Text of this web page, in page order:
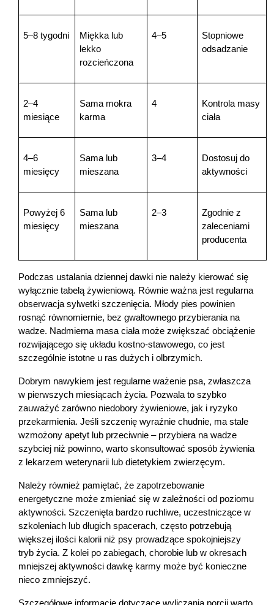
5–8 tygodni
Miękka lub
lekko
rozcieńczona
4–5
Stopniowe
odsadzanie
2–4
miesiące
Sama mokra
karma
4
Kontrola masy
ciała
4–6
miesięcy
Sama lub
mieszana
3–4
Dostosuj do
aktywności
Powyżej 6
miesięcy
Sama lub
mieszana
2–3
Zgodnie z
zaleceniami
producenta
Podczas ustalania dziennej dawki nie należy kierować się
wyłącznie tabelą żywieniową. Równie ważna jest regularna
obserwacja sylwetki szczenięcia. Młody pies powinien
rosnąć równomiernie, bez gwałtownego przybierania na
wadze. Nadmierna masa ciała może zwiększać obciążenie
rozwijającego się układu kostno-stawowego, co jest
szczególnie istotne u ras dużych i olbrzymich.
Dobrym nawykiem jest regularne ważenie psa, zwłaszcza
w pierwszych miesiącach życia. Pozwala to szybko
zauważyć zarówno niedobory żywieniowe, jak i ryzyko
przekarmienia. Jeśli szczenię wyraźnie chudnie, ma stale
wzmożony apetyt lub przeciwnie – przybiera na wadze
szybciej niż powinno, warto skonsultować sposób żywienia
z lekarzem weterynarii lub dietetykiem zwierzęcym.
Należy również pamiętać, że zapotrzebowanie
energetyczne może zmieniać się w zależności od poziomu
aktywności. Szczenięta bardzo ruchliwe, uczestniczące w
szkoleniach lub długich spacerach, często potrzebują
większej ilości kalorii niż psy prowadzące spokojniejszy
tryb życia. Z kolei po zabiegach, chorobie lub w okresach
mniejszej aktywności dawkę karmy może być konieczne
nieco zmniejszyć.
Szczegółowe informacje dotyczące wyliczania porcji warto